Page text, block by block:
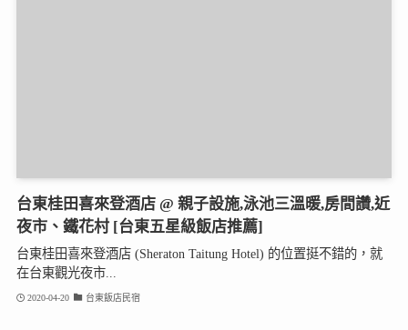
台東桂田喜來登酒店 @ 親子設施,泳池三溫暖,房間讚,近
夜市、鐵花村 [台東五星級飯店推薦]
台東桂田喜來登酒店 (Sheraton Taitung Hotel) 的位置挺不錯的，就
在台東觀光夜市...
2020-04-20 台東飯店民宿